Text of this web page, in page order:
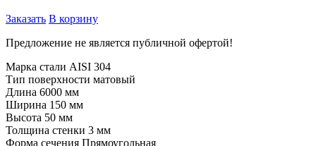
Заказать В корзину
Предложение не является публичной офертой!
Марка стали AISI 304
Тип поверхности матовый
Длина 6000 мм
Ширина 150 мм
Высота 50 мм
Толщина стенки 3 мм
Форма сечения Прямоугольная